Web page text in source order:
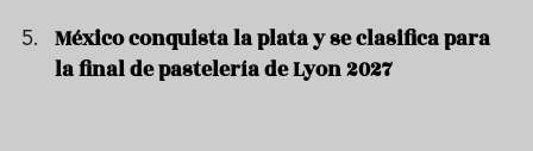
México conquista la plata y se clasifica para
la final de pastelería de Lyon 2027